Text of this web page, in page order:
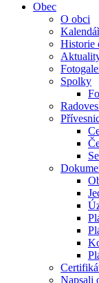
Obec
O obci
Historie
Spolky
Napsali